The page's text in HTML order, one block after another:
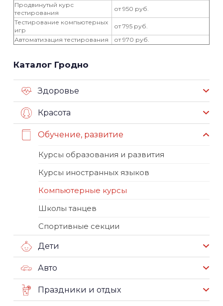
Продвинутый курс
тестирования
от 950 руб.
Тестирование компьютерных
игр
от 795 руб.
Автоматизация тестирования
от 970 руб.
Каталог Гродно
Здоровье
Красота
Обучение, развитие
Курсы образования и развития
Курсы иностранных языков
Компьютерные курсы
Школы танцев
Спортивные секции
Дети
Авто
Праздники и отдых